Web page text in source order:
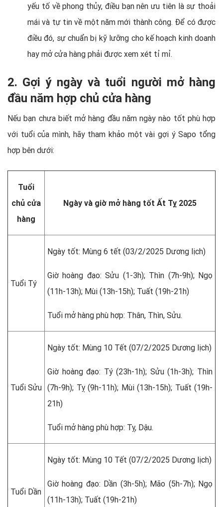
yếu tố về phong thủy, điều bạn nên ưu tiên là sự thoải
mái và tự tin về một năm mới thành công. Để có được
điều đó, sự chuẩn bị kỹ lưỡng cho kế hoạch kinh doanh
hay mở cửa hàng phải được xem xét tỉ mỉ.
2. Gợi ý ngày và tuổi người mở hàng
đầu năm hợp chủ cửa hàng
Nếu bạn chưa biết mở hàng đầu năm ngày nào tốt phù hợp
với tuổi của mình, hãy tham khảo một vài gợi ý Sapo tổng
hợp bên dưới:
Tuổi
chủ cửa
hàng
Ngày và giờ mở hàng tốt Ất Tỵ 2025
Tuổi Tý
Ngày tốt: Mùng 6 tết (03/2/2025 Dương lịch)
Giờ hoàng đạo: Sửu (1-3h); Thìn (7h-9h); Ngọ
(11h-13h); Mùi (13h-15h); Tuất (19h-21h)
Tuổi mở hàng phù hợp: Thân, Thìn, Sửu.
Tuổi Sửu
Ngày tốt: Mùng 10 Tết (07/2/2025 Dương lịch)
Giờ hoàng đạo: Tý (23h-1h); Sửu (1h-3h); Thìn
(7h-9h); Tỵ (9h-11h); Mùi (13h-15h); Tuất (19h-
21h)
Tuổi mở hàng phù hợp: Tỵ, Dậu.
Tuổi Dần
Ngày tốt: Mùng 10 Tết (07/2/2025 Dương lịch)
Giờ hoàng đạo: Dần (3h-5h); Mão (5h-7h); Ngọ
(11h-13h); Tuất (19h-21h)